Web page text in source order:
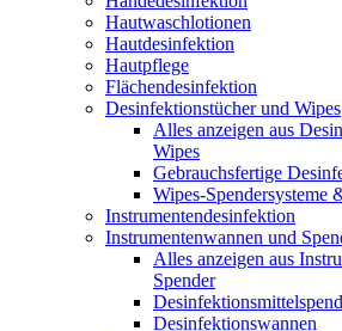
Hautwaschlotionen
Hautdesinfektion
Hautpflege
Flächendesinfektion
Desinfektionstücher und Wipes
Alles anzeigen aus
Wipes
Gebrauchsfertige
Wipes-Spendersysteme
Instrumentendesinfektion
Instrumentenwannen und
Alles anzeigen aus
Spender
Desinfektionswannen